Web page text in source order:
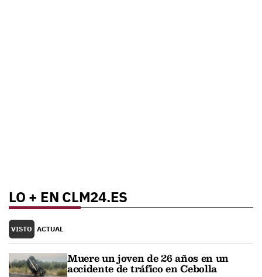
LO + EN CLM24.ES
VISTO ACTUAL
Muere un joven de 26 años en un
accidente de tráfico en Cebolla